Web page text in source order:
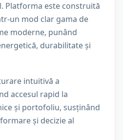
Platforma este construită
un mod clar gama de
moderne, punând
durabilitate și
intuitivă a
accesul rapid la
și portofoliu, susținând
și decizie al